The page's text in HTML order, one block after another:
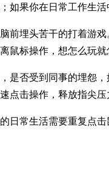
如果你在日常工作生
前埋头苦干的打着游
鼠标操作，想怎么玩就
是否受到同事的埋怨
点击操作，释放指尖压
日常生活需要重复点